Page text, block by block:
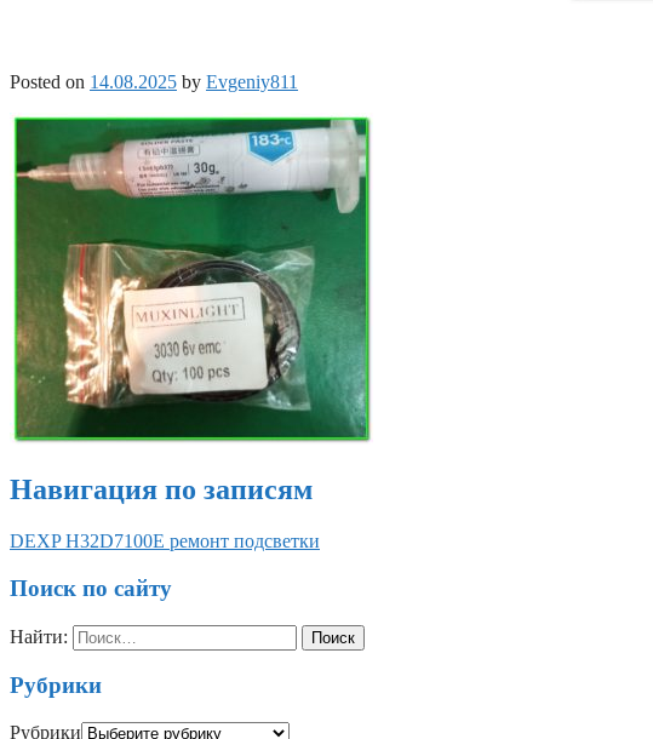
Posted on 14.08.2025 by Evgeniy811
Навигация по записям
DEXP H32D7100E ремонт подсветки
Поиск по сайту
Найти:
Рубрики
Рубрики